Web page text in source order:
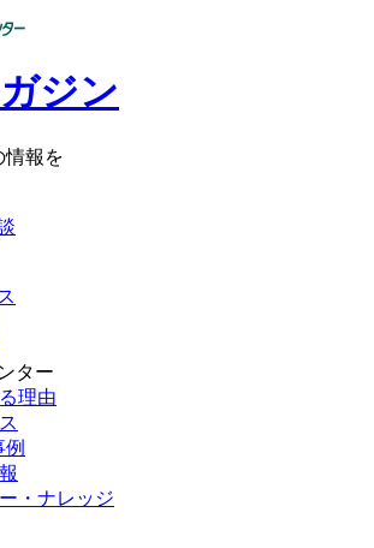
報を
ター
理由
・ナレッジ